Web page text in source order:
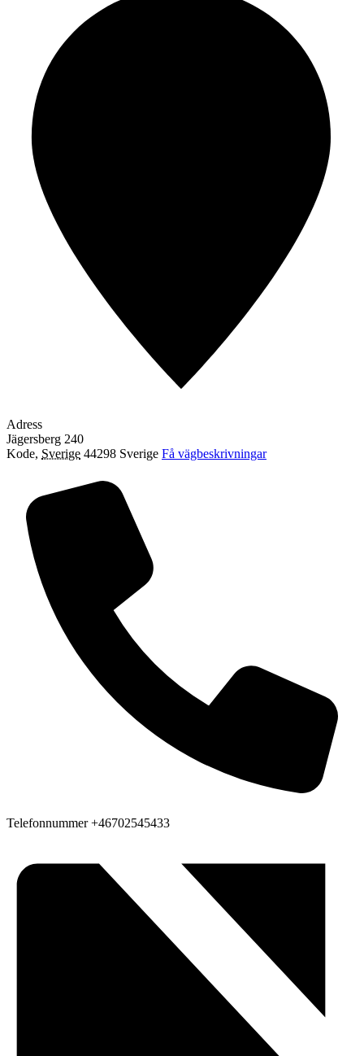
Adress
Jägersberg 240
Kode, Sverige 44298 Sverige Få vägbeskrivningar
Telefonnummer+46702545433